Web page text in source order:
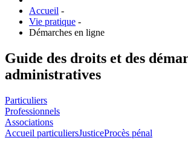
Accueil -
Vie pratique -
Démarches en ligne
Guide des droits et des
administratives
Particuliers
Professionnels
Associations
Accueil particuliersJusticeProcès pénal